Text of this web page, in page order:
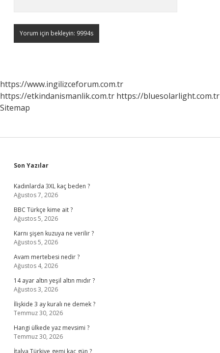
https://www.ingilizceforum.com.tr
https://etkindanismanlik.com.tr https://bluesolarlight.com.tr
Sitemap
Sidebar
Son Yazılar
Kadınlarda 3XL kaç beden ?
Ağustos 7, 2026
BBC Türkçe kime ait ?
Ağustos 5, 2026
Karnı şişen kuzuya ne verilir ?
Ağustos 5, 2026
Avam mertebesi nedir ?
Ağustos 4, 2026
14 ayar altın yeşil altın mıdır ?
Ağustos 3, 2026
İlişkide 3 ay kuralı ne demek ?
Temmuz 30, 2026
Hangi ülkede yaz mevsimi ?
Temmuz 30, 2026
İtalya Türkiye gemi kaç gün ?